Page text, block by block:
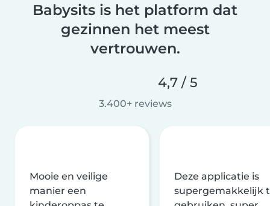
Babysits is het platform dat
gezinnen het meest
vertrouwen.
4,7 / 5
3.400+ reviews
Mooie en veilige
manier een
Deze applicatie is
supergemakkelijk